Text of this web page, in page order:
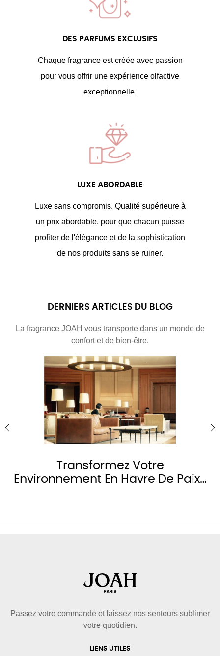
DES PARFUMS EXCLUSIFS
Chaque fragrance est créée avec passion
pour vous offrir une expérience olfactive
exceptionnelle.
LUXE ABORDABLE
Luxe sans compromis. Qualité supérieure à
un prix abordable, pour que chacun puisse
profiter de l'élégance et de la sophistication
de nos produits sans se ruiner.
DERNIERS ARTICLES DU BLOG
La fragrance JOAH vous transporte dans un monde de
confort et de bien-être.
Transformez Votre
En Havre De Paix…
Passez votre commande et laissez nos senteurs sublimer
votre quotidien.
LIENS UTILES